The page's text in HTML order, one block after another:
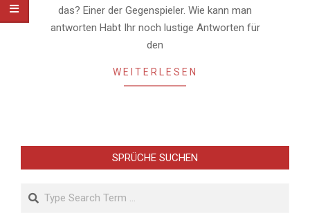
das? Einer der Gegenspieler. Wie kann man
antworten Habt Ihr noch lustige Antworten für
den
WEITERLESEN
SPRÜCHE SUCHEN
Search